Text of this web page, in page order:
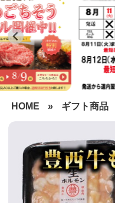
HOME » ギフト商品